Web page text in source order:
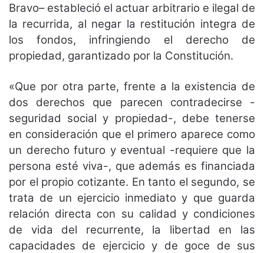
Bravo– estableció el actuar arbitrario e ilegal de
la recurrida, al negar la restitución integra de
los fondos, infringiendo el derecho de
propiedad, garantizado por la Constitución.
«Que por otra parte, frente a la existencia de
dos derechos que parecen contradecirse -
seguridad social y propiedad-, debe tenerse
en consideración que el primero aparece como
un derecho futuro y eventual -requiere que la
persona esté viva-, que además es financiada
por el propio cotizante. En tanto el segundo, se
trata de un ejercicio inmediato y que guarda
relación directa con su calidad y condiciones
de vida del recurrente, la libertad en las
capacidades de ejercicio y de goce de sus